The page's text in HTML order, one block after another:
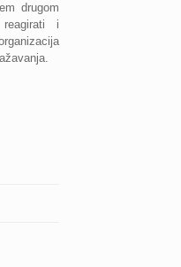
drugom
i